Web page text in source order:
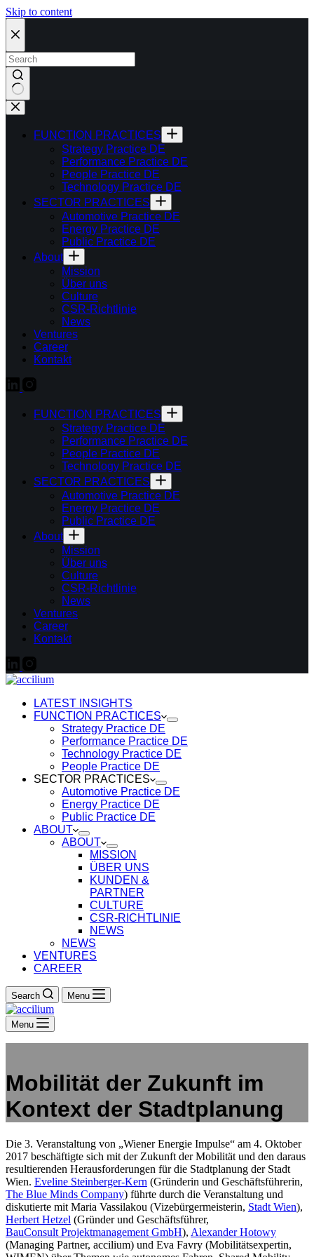
Skip to content
FUNCTION PRACTICES
Strategy Practice DE
Performance Practice DE
People Practice DE
Technology Practice DE
SECTOR PRACTICES
Automotive Practice DE
Energy Practice DE
Public Practice DE
About
Mission
Über uns
Culture
CSR-Richtlinie
News
Ventures
Career
Kontakt
FUNCTION PRACTICES
Strategy Practice DE
Performance Practice DE
People Practice DE
Technology Practice DE
SECTOR PRACTICES
Automotive Practice DE
Energy Practice DE
Public Practice DE
About
Mission
Über uns
Culture
CSR-Richtlinie
News
Ventures
Career
Kontakt
LATEST INSIGHTS
FUNCTION PRACTICES
Strategy Practice DE
Performance Practice DE
Technology Practice DE
People Practice DE
SECTOR PRACTICES
Automotive Practice DE
Energy Practice DE
Public Practice DE
ABOUT
ABOUT
MISSION
ÜBER UNS
KUNDEN &
PARTNER
CULTURE
CSR-RICHTLINIE
NEWS
NEWS
VENTURES
CAREER
Search Menu
Menu
Mobilität der Zukunft im
Kontext der Stadtplanung
Die 3. Veranstaltung von „Wiener Energie Impulse“ am 4. Oktober
2017 beschäftigte sich mit der Zukunft der Mobilität und den daraus
resultierenden Herausforderungen für die Stadtplanung der Stadt
Wien. Eveline Steinberger-Kern (Gründerin und Geschäftsführerin,
The Blue Minds Company) führte durch die Veranstaltung und
diskutierte mit Maria Vassilakou (Vizebürgermeisterin, Stadt Wien),
Herbert Hetzel (Gründer und Geschäftsführer,
BauConsult Projektmanagement GmbH), Alexander Hotowy
(Managing Partner, accilium) und Eva Favry (Mobilitätsexpertin,